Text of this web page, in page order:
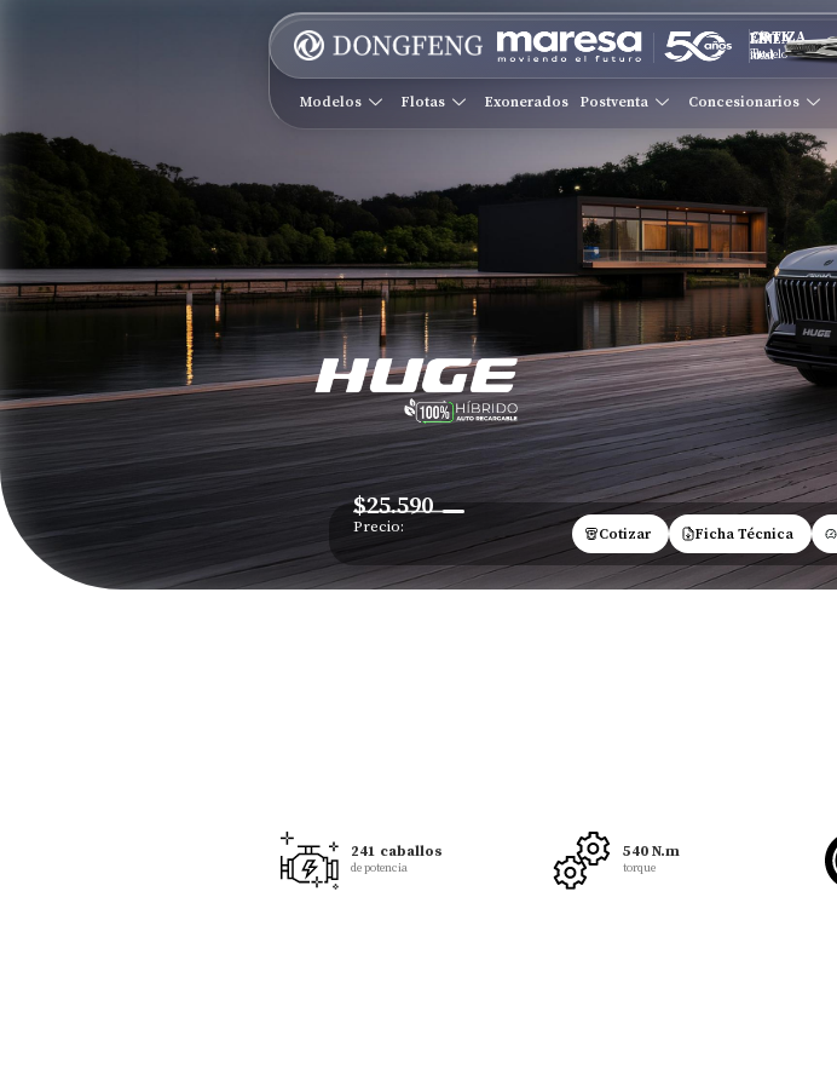
COTIZA EN LÍNEA
Tu modelo ideal
Modelos Flotas Exonerados Postventa Concesionarios
Precio:
$25.590
Cotizar Ficha Técnica
241 caballos
de potencia
540 N.m
torque